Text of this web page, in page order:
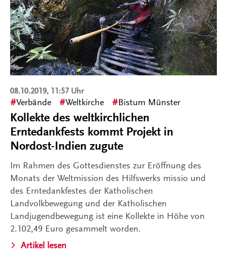
08.10.2019, 11:57 Uhr
Verbände Weltkirche Bistum Münster
Kollekte des weltkirchlichen
Erntedankfests kommt Projekt in
Nordost-Indien zugute
Im Rahmen des Gottesdienstes zur Eröffnung des
Monats der Weltmission des Hilfswerks missio und
des Erntedankfestes der Katholischen
Landvolkbewegung und der Katholischen
Landjugendbewegung ist eine Kollekte in Höhe von
2.102,49 Euro gesammelt worden.
Artikel lesen